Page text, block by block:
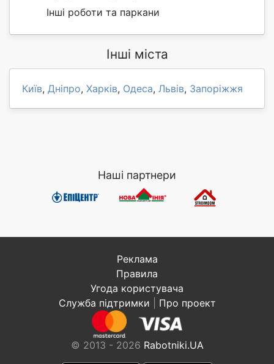
Інші роботи та паркани
Інші міста
Київ, Дніпро, Харків, Одеса, Львів, Запоріжжя
Наші партнери
Реклама
Правила
Угода користувача
Служба підтримки
Про проект
© 2013 - 2026 Rabotniki.UA